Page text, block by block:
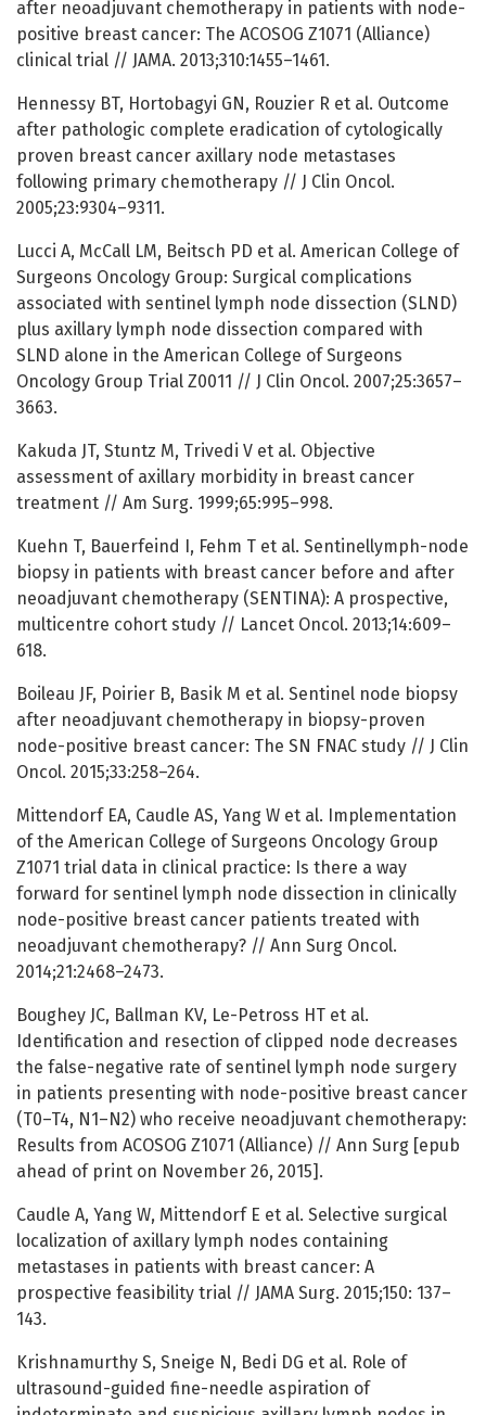
after neoadjuvant chemotherapy in patients with node-
positive breast cancer: The ACOSOG Z1071 (Alliance)
clinical trial // JAMA. 2013;310:1455–1461.
Hennessy BT, Hortobagyi GN, Rouzier R et al. Outcome
after pathologic complete eradication of cytologically
proven breast cancer axillary node metastases
following primary chemotherapy // J Clin Oncol.
2005;23:9304–9311.
Lucci A, McCall LM, Beitsch PD et al. American College of
Surgeons Oncology Group: Surgical complications
associated with sentinel lymph node dissection (SLND)
plus axillary lymph node dissection compared with
SLND alone in the American College of Surgeons
Oncology Group Trial Z0011 // J Clin Oncol. 2007;25:3657–
3663.
Kakuda JT, Stuntz M, Trivedi V et al. Objective
assessment of axillary morbidity in breast cancer
treatment // Am Surg. 1999;65:995–998.
Kuehn T, Bauerfeind I, Fehm T et al. Sentinellymph-node
biopsy in patients with breast cancer before and after
neoadjuvant chemotherapy (SENTINA): A prospective,
multicentre cohort study // Lancet Oncol. 2013;14:609–
618.
Boileau JF, Poirier B, Basik M et al. Sentinel node biopsy
after neoadjuvant chemotherapy in biopsy-proven
node-positive breast cancer: The SN FNAC study // J Clin
Oncol. 2015;33:258–264.
Mittendorf EA, Caudle AS, Yang W et al. Implementation
of the American College of Surgeons Oncology Group
Z1071 trial data in clinical practice: Is there a way
forward for sentinel lymph node dissection in clinically
node-positive breast cancer patients treated with
neoadjuvant chemotherapy? // Ann Surg Oncol.
2014;21:2468–2473.
Boughey JC, Ballman KV, Le-Petross HT et al.
Identification and resection of clipped node decreases
the false-negative rate of sentinel lymph node surgery
in patients presenting with node-positive breast cancer
(T0–T4, N1–N2) who receive neoadjuvant chemotherapy:
Results from ACOSOG Z1071 (Alliance) // Ann Surg [epub
ahead of print on November 26, 2015].
Caudle A, Yang W, Mittendorf E et al. Selective surgical
localization of axillary lymph nodes containing
metastases in patients with breast cancer: A
prospective feasibility trial // JAMA Surg. 2015;150: 137–
143.
Krishnamurthy S, Sneige N, Bedi DG et al. Role of
ultrasound-guided fine-needle aspiration of